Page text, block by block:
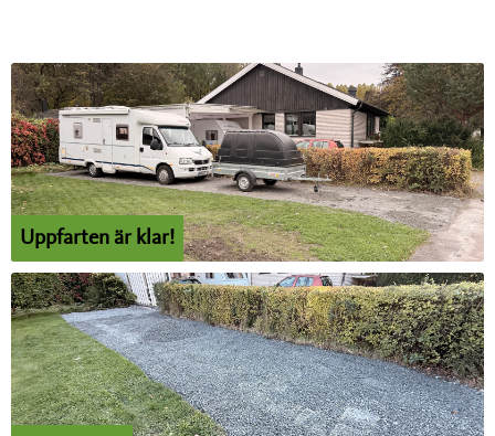
Uppfarten är klar!